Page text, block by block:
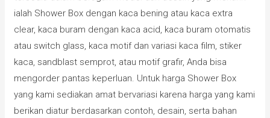
ialah Shower Box dengan kaca bening atau kaca extra
clear, kaca buram dengan kaca acid, kaca buram otomatis
atau switch glass, kaca motif dan variasi kaca film, stiker
kaca, sandblast semprot, atau motif grafir, Anda bisa
mengorder pantas keperluan. Untuk harga Shower Box
yang kami sediakan amat bervariasi karena harga yang kami
berikan diatur berdasarkan contoh, desain, serta bahan